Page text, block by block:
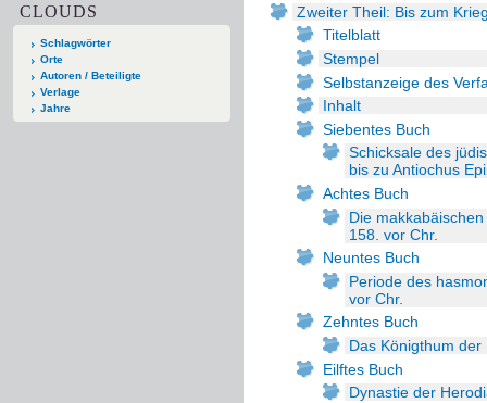
CLOUDS
Schlagwörter
Orte
Autoren / Beteiligte
Verlage
Jahre
Zweiter Theil: Bis zum
Titelblatt
Stempel
Selbstanzeige des
Inhalt
Siebentes Buch
Schicksale des
bis zu Antiochus
Achtes Buch
Die
158. vor Chr.
Neuntes Buch
Periode des
vor Chr.
Zehntes Buch
Das Königthum der
Eilftes Buch
Dynastie der